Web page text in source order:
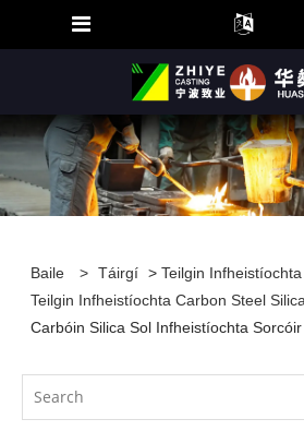
Baile > Táirgí >Teilgin
Teilgin Infheistíochta Carbon Steel
Carbóin Silica Sol Infheistíochta